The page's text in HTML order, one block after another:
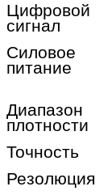
Цифровой
сигнал
Силовое
питание
Диапазон
плотности
Точность
Резолюция